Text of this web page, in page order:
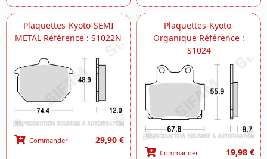
Plaquettes-Kyoto-SEMI
METAL Référence : S1022N
Commander 29,90 €
Plaquettes-Kyoto-
Organique Référence :
S1024
Commander 19,98 €